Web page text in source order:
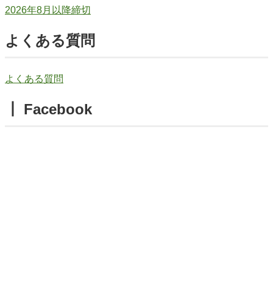
2026年8月以降締切
よくある質問
よくある質問
┃ Facebook